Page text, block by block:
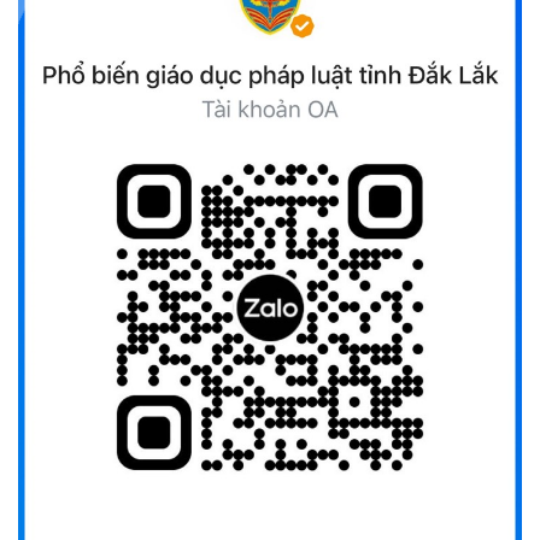
Ủy ban Mặt trận Tổ quốc Việt Nam tỉnh kêu gọi vận động
ủng hộ đồng bào khắc phục thiệt hại do bão số 10 gây ra
UBND TỈNH ĐẮK LẮK KHUYẾN CÁO NGƯỜI DÂN TĂNG
CƯỜNG PHÒNG, CHỐNG BỆNH TẢ
(09/10/2025)
Bộ Quốc phòng công bố thủ tục hành chính đủ điều kiện
tái cấu trúc thực hiện toàn trình, một phần trên môi trường
(09/10/2025)
Bộ Chính trị, Ban Bí thư kết luận về phân cấp, phân quyền
trong vận hành chính quyền địa phương 2 cấp